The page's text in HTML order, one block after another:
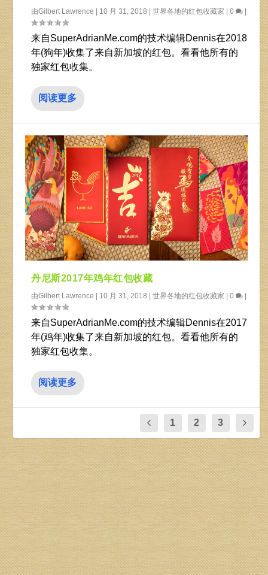
由Gilbert Lawrence 10 月 31, 2018 |世界各地的红包收藏家 |0
来自SuperAdrianMe.com的技术编辑Dennis在2018
年(狗年)收集了来自新加坡的红包。看看他所有的
独家红包收集。
阅读更多
丹尼斯2017年鸡年红包收藏
由Gilbert Lawrence 10 月 31, 2018 |世界各地的红包收藏家 |0
来自SuperAdrianMe.com的技术编辑Dennis在2017
年(鸡年)收集了来自新加坡的红包。看看他所有的
独家红包收集。
阅读更多
1 2 3